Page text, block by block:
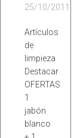
25/10/2011
Artículos
de
limpieza
Destacar
OFERTAS
1
jabón
blanco